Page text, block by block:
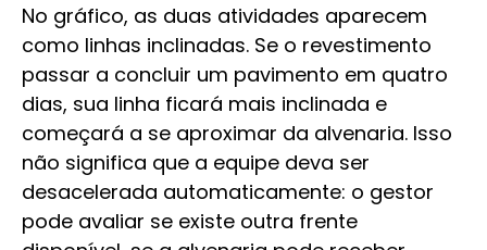
No gráfico, as duas atividades aparecem
como linhas inclinadas. Se o revestimento
passar a concluir um pavimento em quatro
dias, sua linha ficará mais inclinada e
começará a se aproximar da alvenaria. Isso
não significa que a equipe deva ser
desacelerada automaticamente: o gestor
pode avaliar se existe outra frente